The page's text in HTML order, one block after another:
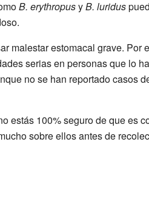
B. erythropusyB. luridus
malestar estomacal grave. Por
serias en personas que lo
no se han reportado casos
estás 100% seguro de que es
sobre ellos antes de